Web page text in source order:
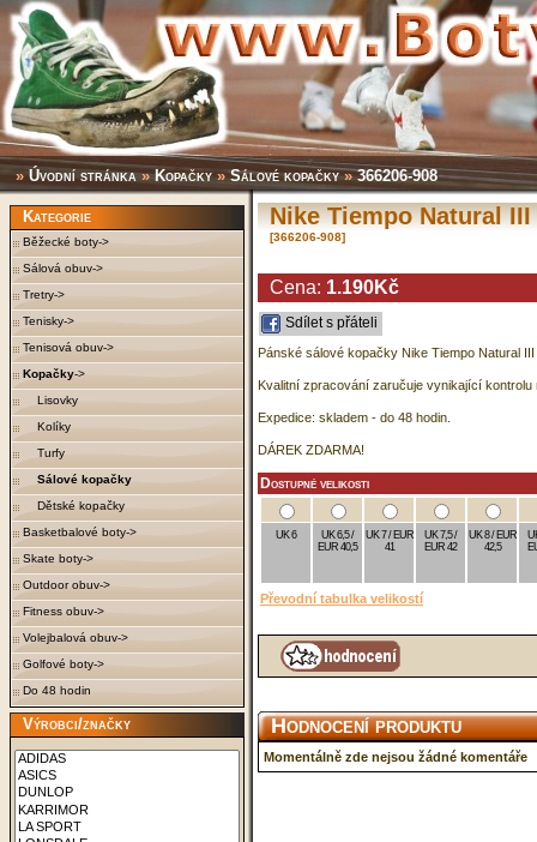
» Úvodní stránka»Kopačky »Sálové kopačky»366206-908
Kategorie
Běžecké boty->
Sálová obuv->
Tretry->
Tenisky->
Tenisová obuv->
Kopačky->
Lisovky
Kolíky
Turfy
Sálové kopačky
Dětské kopačky
Basketbalové boty->
Skate boty->
Outdoor obuv->
Fitness obuv->
Volejbalová obuv->
Golfové boty->
Do 48 hodin
Výrobci/značky
Nike Tiempo Natural III
[366206-908]
Cena: 1.190Kč
Sdílet s přáteli
Pánské sálové kopačky Nike Tiempo Natural III
Kvalitní zpracování zaručuje vynikající kontrolu
Expedice: skladem - do 48 hodin.
DÁREK ZDARMA!
Dostupné velikosti
UK 6
UK 6,5 /
EUR 40,5
UK 7 / EUR
41
UK 7,5 /
EUR 42
UK 8 / EUR
42,5
Převodní tabulka velikostí
Hodnocení produktu
Momentálně zde nejsou žádné komentáře